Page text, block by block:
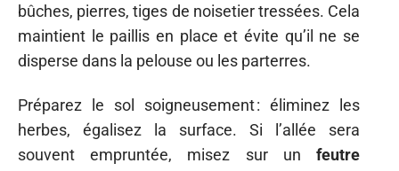
bûches, pierres, tiges de noisetier tressées. Cela
maintient le paillis en place et évite qu’il ne se
disperse dans la pelouse ou les parterres.
Préparez le sol soigneusement : éliminez les
herbes, égalisez la surface. Si l’allée sera
souvent empruntée, misez sur un feutre